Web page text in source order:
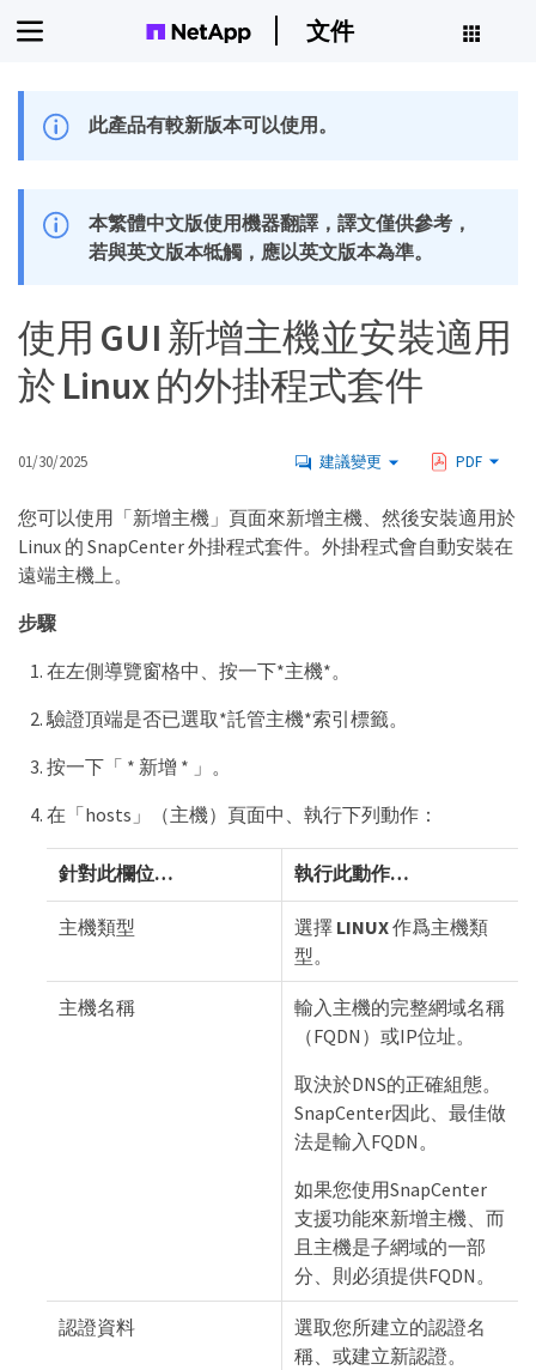
文件
此產品有較新版本可以使用。
本繁體中文版使用機器翻譯，譯文僅供參考，
若與英文版本牴觸，應以英文版本為準。
使用 GUI 新增主機並安裝適用
於 Linux 的外掛程式套件
01/30/2025 建議變更 PDF
您可以使用「新增主機」頁面來新增主機、然後安裝適用於
Linux 的 SnapCenter 外掛程式套件。外掛程式會自動安裝在
遠端主機上。
步驟
在左側導覽窗格中、按一下*主機*。
驗證頂端是否已選取*託管主機*索引標籤。
按一下「 * 新增 * 」。
在「hosts」（主機）頁面中、執行下列動作：
針對此欄位…​ 執行此動作…​
主機類型 選擇 LINUX作爲主機類
型。
主機名稱
輸入主機的完整網域名稱
（FQDN）或IP位址。
取決於DNS的正確組態。
SnapCenter因此、最佳做
法是輸入FQDN。
如果您使用SnapCenter
支援功能來新增主機、而
且主機是子網域的一部
分、則必須提供FQDN。
認證資料
選取您所建立的認證名
稱、或建立新認證。